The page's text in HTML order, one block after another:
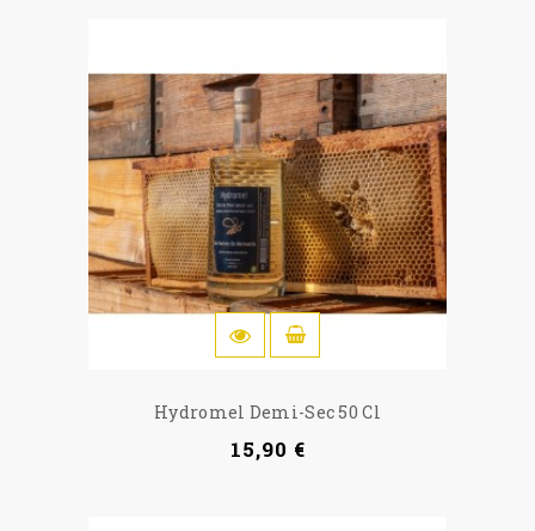
Hydromel Demi-Sec 50 Cl
15,90 €